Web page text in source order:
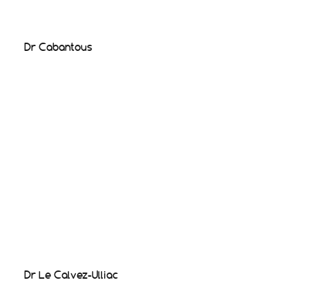
Dr Cabantous
Dr Le Calvez-Ulliac